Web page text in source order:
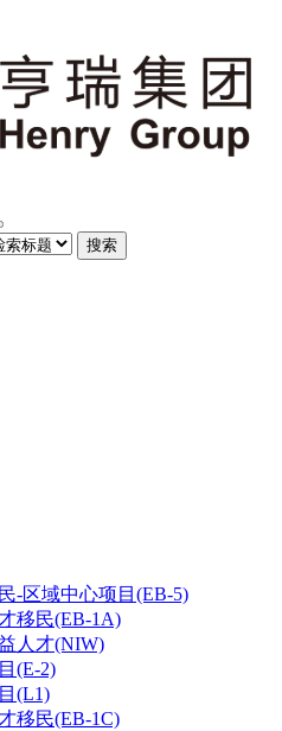
搜索
-区域中心项目(EB-5)
移民(EB-1A)
人才(NIW)
(E-2)
(L1)
移民(EB-1C)